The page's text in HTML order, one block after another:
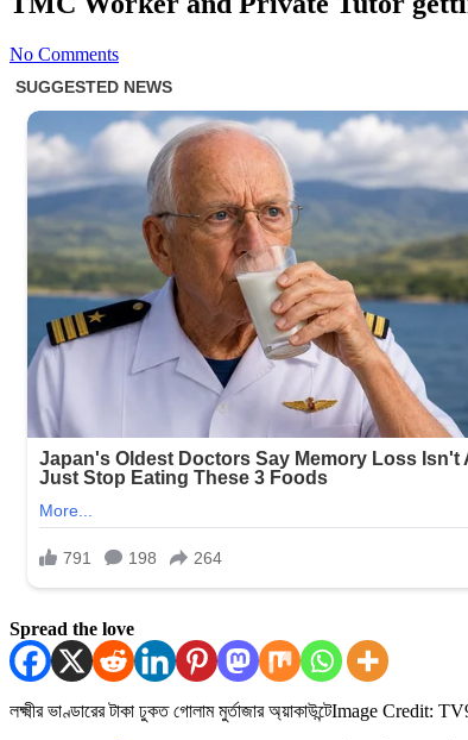
No Comments
Spread the love
লক্ষ্মীর ভাণ্ডারের টাকা ঢুকত গোলাম মুর্তাজার অ্য়াকাউন্টেImage Credit: